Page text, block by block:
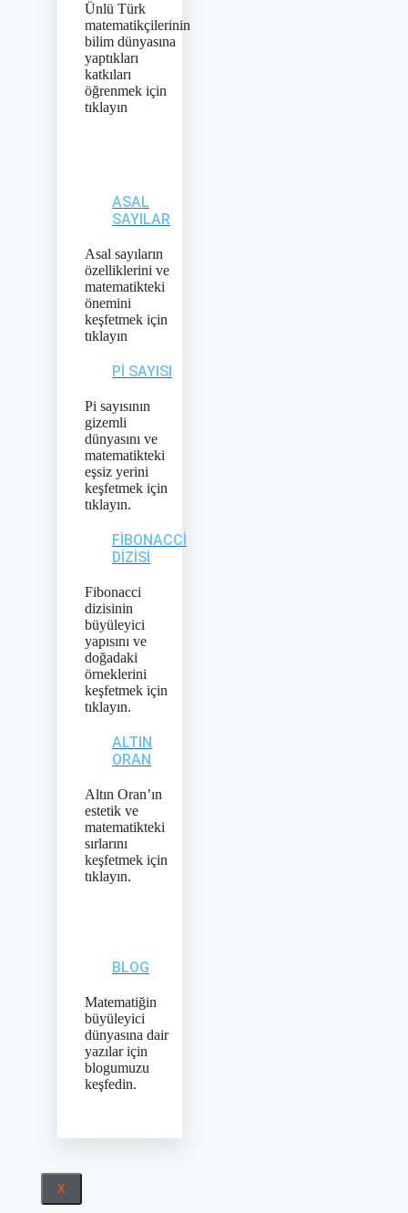
Ünlü Türk
matematikçilerinin
bilim dünyasına
yaptıkları
katkıları
öğrenmek için
tıklayın
ASAL
SAYILAR
Asal sayıların
özelliklerini ve
matematikteki
önemini
keşfetmek için
tıklayın
PI SAYISI
Pi sayısının
gizemli
dünyasını ve
matematikteki
eşsiz yerini
keşfetmek için
tıklayın.
FIBONACCI
DIZISI
Fibonacci
dizisinin
büyüleyici
yapısını ve
doğadaki
örneklerini
keşfetmek için
tıklayın.
ALTIN
ORAN
Altın Oran’ın
estetik ve
matematikteki
sırlarını
keşfetmek için
tıklayın.
BLOG
Matematiğin
büyüleyici
dünyasına dair
yazılar için
blogumuzu
keşfedin.
X